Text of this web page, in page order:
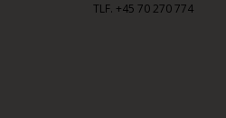
TLF. +45 70 270 774